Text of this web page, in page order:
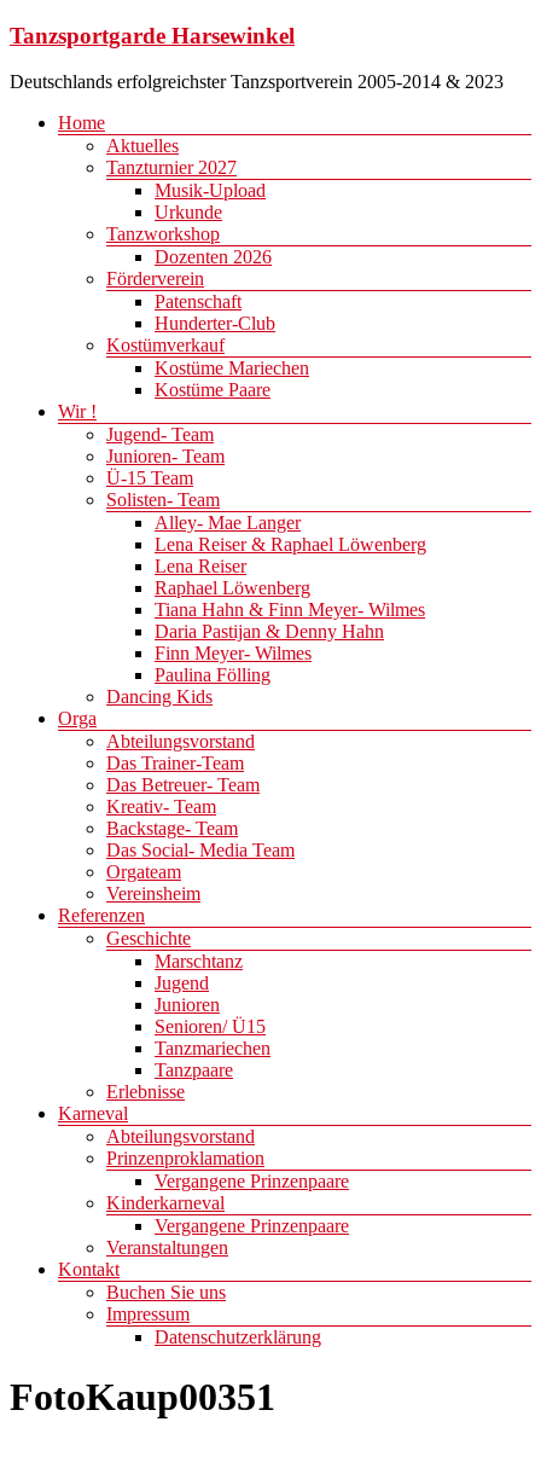
Zum
springen
Tanzsportgarde Harsewinkel
Deutschlands erfolgreichster Tanzsportverein 2005-2014 & 2023
Menü
Home
Aktuelles
Tanzturnier 2027
Musik-Upload
Urkunde
Tanzworkshop
Dozenten 2026
Förderverein
Patenschaft
Hunderter-Club
Kostümverkauf
Kostüme Mariechen
Kostüme Paare
Wir !
Jugend- Team
Junioren- Team
Ü-15 Team
Solisten- Team
Alley- Mae Langer
Lena Reiser & Raphael Löwenberg
Lena Reiser
Raphael Löwenberg
Tiana Hahn & Finn Meyer- Wilmes
Daria Pastijan & Denny Hahn
Finn Meyer- Wilmes
Paulina Fölling
Dancing Kids
Orga
Abteilungsvorstand
Das Trainer-Team
Das Betreuer- Team
Kreativ- Team
Backstage- Team
Das Social- Media Team
Orgateam
Vereinsheim
Referenzen
Geschichte
Marschtanz
Jugend
Junioren
Senioren/ Ü15
Tanzmariechen
Tanzpaare
Erlebnisse
Karneval
Abteilungsvorstand
Prinzenproklamation
Vergangene Prinzenpaare
Kinderkarneval
Vergangene Prinzenpaare
Veranstaltungen
Kontakt
Buchen Sie uns
Impressum
Datenschutzerklärung
FotoKaup00351